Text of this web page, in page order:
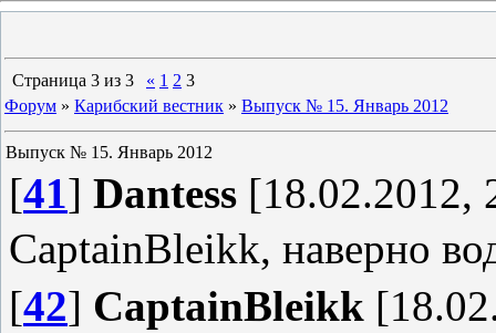
Страница 3 из 3 « 1 2 3
Форум » Карибский вестник » Выпуск № 15. Январь 2012
Выпуск № 15. Январь 2012
[41] Dantess [18.02.2012,
CaptainBleikk, наверно
[42] CaptainBleikk